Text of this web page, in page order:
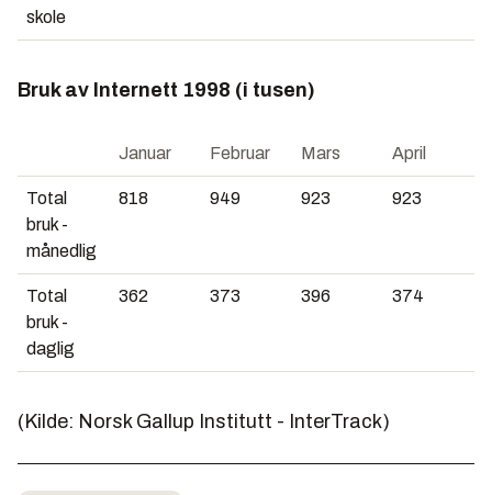
skole
Bruk av Internett 1998 (i tusen)
Januar Februar Mars April
Total
bruk -
månedlig
818 949 923 923
Total
bruk -
daglig
362 373 396 374
(Kilde: Norsk Gallup Institutt - InterTrack)